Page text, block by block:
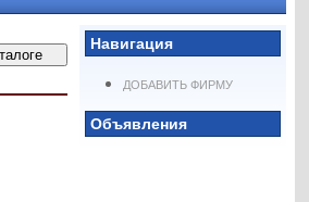
Навигация
ДОБАВИТЬ ФИРМУ
Объявления